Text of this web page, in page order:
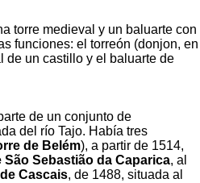
torre medieval y un baluarte con
funciones: el torreón (donjon, en
de un castillo y el baluarte de
de un conjunto de
del río Tajo. Había tres
de Belém), a partir de 1514,
São Sebastião da Caparica, al
Cascais, de 1488, situada al